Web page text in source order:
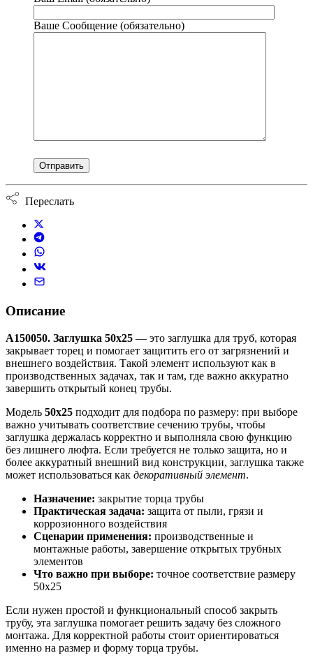
Ваше Сообщение (обязательно)
Переслать
Описание
А150050. Заглушка 50х25 — это заглушка для труб, которая
закрывает торец и помогает защитить его от загрязнений и
внешнего воздействия. Такой элемент используют как в
производственных задачах, так и там, где важно аккуратно
завершить открытый конец трубы.
Модель 50х25 подходит для подбора по размеру: при выборе
важно учитывать соответствие сечению трубы, чтобы
заглушка держалась корректно и выполняла свою функцию
без лишнего люфта. Если требуется не только защита, но и
более аккуратный внешний вид конструкции, заглушка также
может использоваться как декоративный элемент.
Назначение: закрытие торца трубы
Практическая задача: защита от пыли, грязи и
коррозионного воздействия
Сценарии применения: производственные и
монтажные работы, завершение открытых трубных
элементов
Что важно при выборе: точное соответствие размеру
50х25
Если нужен простой и функциональный способ закрыть
трубу, эта заглушка помогает решить задачу без сложного
монтажа. Для корректной работы стоит ориентироваться
именно на размер и форму торца трубы.